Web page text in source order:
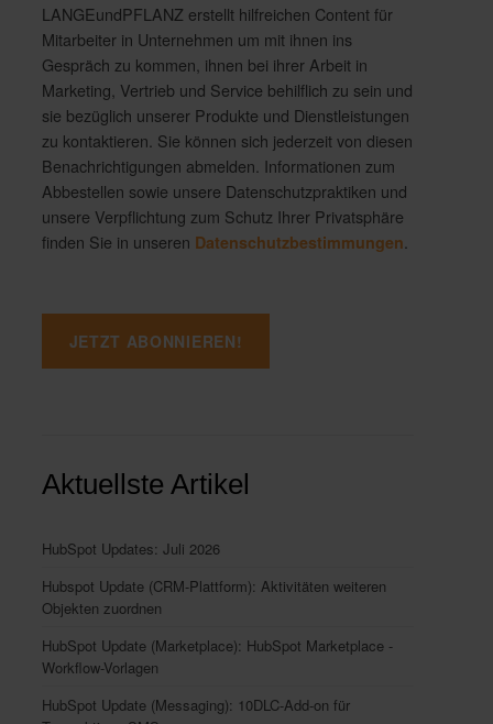
LANGEundPFLANZ erstellt hilfreichen Content für
Mitarbeiter in Unternehmen um mit ihnen ins
Gespräch zu kommen, ihnen bei ihrer Arbeit in
Marketing, Vertrieb und Service behilflich zu sein und
sie bezüglich unserer Produkte und Dienstleistungen
zu kontaktieren. Sie können sich jederzeit von diesen
Benachrichtigungen abmelden. Informationen zum
Abbestellen sowie unsere Datenschutzpraktiken und
unsere Verpflichtung zum Schutz Ihrer Privatsphäre
finden Sie in unseren Datenschutzbestimmungen
Aktuellste Artikel
HubSpot Updates: Juli 2026
Hubspot Update (CRM-Plattform): Aktivitäten weiteren
Objekten zuordnen
HubSpot Update (Marketplace): HubSpot Marketplace -
Workflow-Vorlagen
HubSpot Update (Messaging): 10DLC-Add-on für